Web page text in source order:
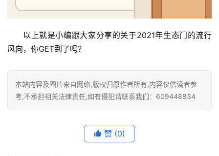
以上就是小编跟大家分享的关于2021年生态门的流行
风向，你GET到了吗？
本站内容及图片来自网络,版权归原作者所有,内容仅供读者参
考,不承担相关法律责任,如有侵犯请联系我们：609448834
赞 (0)